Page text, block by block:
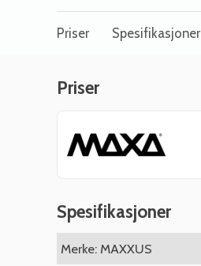
Priser Spesifikasjoner
Priser
Spesifikasjoner
Merke: MAXXUS